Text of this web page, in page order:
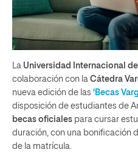
La Universidad Internacional de
colaboración con la Cátedra
nueva edición de las ‘Becas
disposición de estudiantes de
becas oficiales para cursar
duración, con una bonificación
de la matrícula.